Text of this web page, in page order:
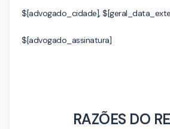
$[advogado_cidade],
$[advogado_assinatura]
RAZÕES DO